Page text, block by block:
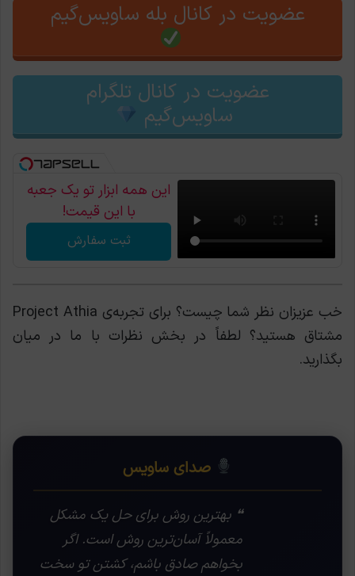
عضویت در کانال بله ساویس‌گیم
عضویت در کانال تلگرام
ساویس‌گیم
این همه ابزار تو یک جعبه
با این قیمت!
ثبت سفارش
خب عزیزان نظر شما چیست؟ برای تجربه‌ی Project Athia
مشتاق هستید؟ لطفاً در بخش نظرات با ما در میان
بگذارید.
صدای ساویس
❝ بهترین روش برای حل یک مشکل
معمولاً آسان‌ترین روش است. اگر
بخواهم صادق باشم، کشتن تو سخت